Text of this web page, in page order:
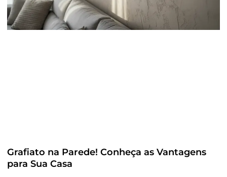
Grafiato na Parede! Conheça as Vantagens
para Sua Casa